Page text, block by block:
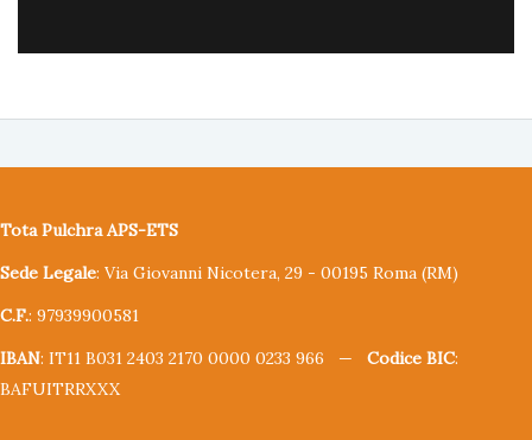
Tota Pulchra APS-ETS
Sede Legale: Via Giovanni Nicotera, 29 - 00195 Roma (RM)
C.F.: 97939900581
IBAN: IT11 B031 2403 2170 0000 0233 966 — Codice BIC:
BAFUITRRXXX